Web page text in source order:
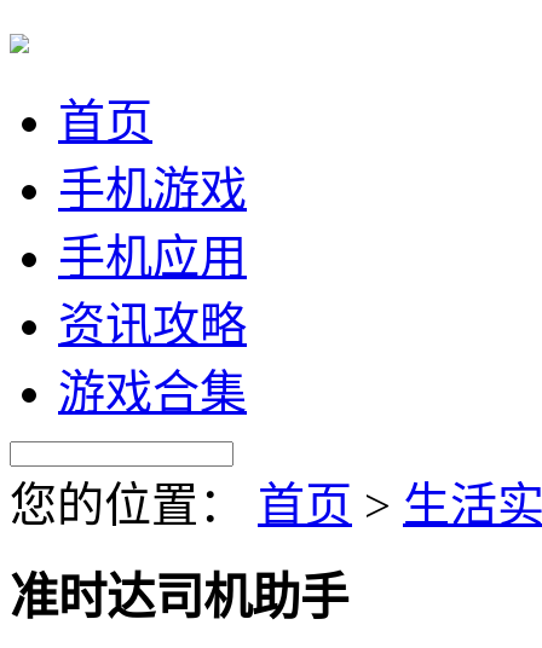
首页
手机游戏
手机应用
资讯攻略
游戏合集
您的位置： 首页 > 生活
准时达司机助手